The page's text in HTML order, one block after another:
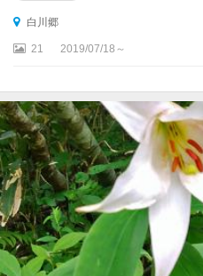
白川郷
21 2019/07/18～